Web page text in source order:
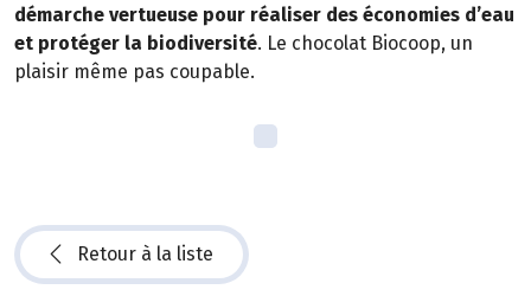
démarche vertueuse pour réaliser des économies d’eau
et protéger la biodiversité. Le chocolat Biocoop, un
plaisir même pas coupable.
Retour à la liste